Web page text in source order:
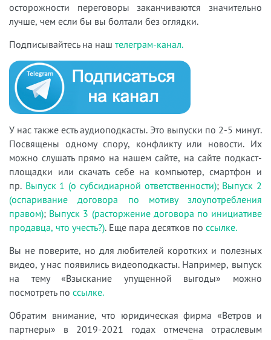
осторожности переговоры заканчиваются значительно
лучше, чем если бы вы болтали без оглядки.
Подписывайтесь на наш телеграм-канал.
У нас также есть аудиоподкасты. Это выпуски по 2-5 минут.
Посвящены одному спору, конфликту или новости. Их
можно слушать прямо на нашем сайте, на сайте подкаст-
площадки или скачать себе на компьютер, смартфон и
пр. Выпуск 1 (о субсидиарной ответственности); Выпуск 2
(оспаривание договора по мотиву злоупотребления
правом); Выпуск 3 (расторжение договора по инициативе
продавца, что учесть?). Еще пара десятков по ссылке.
Вы не поверите, но для любителей коротких и полезных
видео, у нас появились видеоподкасты. Например, выпуск
на тему «Взыскание упущенной выгоды» можно
посмотреть по ссылке.
Обратим внимание, что юридическая фирма «Ветров и
партнеры» в 2019-2021 годах отмечена отраслевым